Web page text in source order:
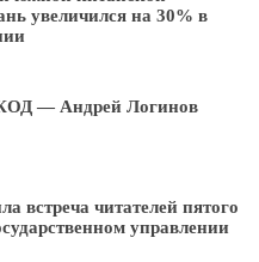
увеличился на 30% в
— Андрей Логинов
встреча читателей пятого
управлении